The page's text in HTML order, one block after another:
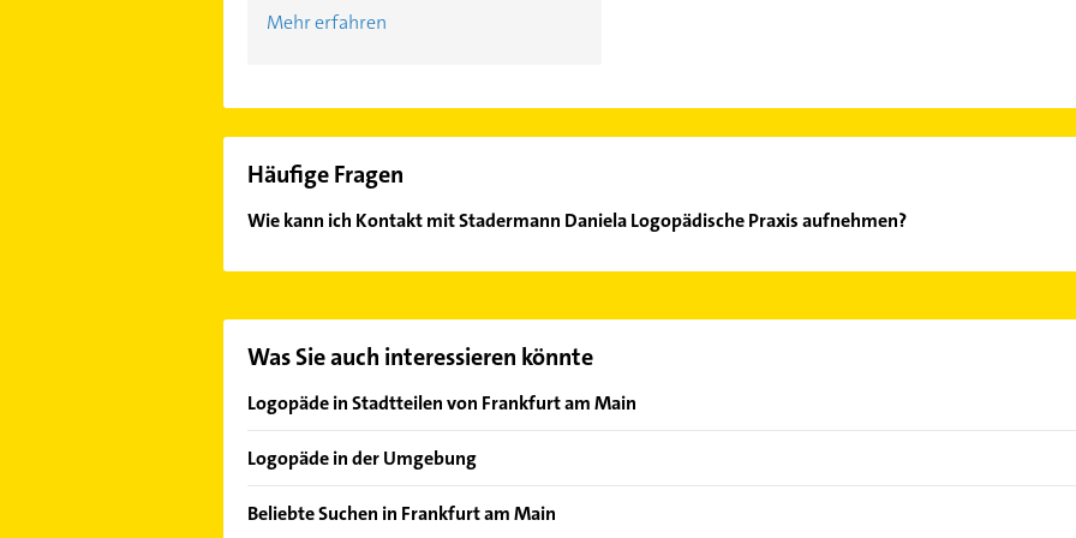
Mehr erfahren
Häufige Fragen
Wie kann ich Kontakt mit Stadermann Daniela Logopädische Praxis aufnehmen?
Was Sie auch interessieren könnte
Logopäde in Stadtteilen von Frankfurt am Main
Bergen-Enkheim
Bornheim
Logopäde in der Umgebung
Bad Vilbel
Beliebte Suchen in Frankfurt am Main